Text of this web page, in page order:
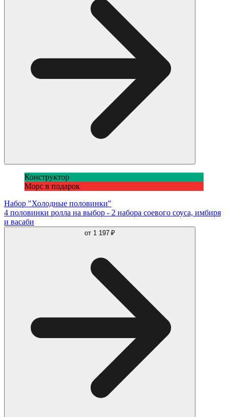
Конструктор
Морс в подарок
Набор "Холодные половинки"
4 половинки ролла на выбор - 2 набора соевого соуса, имбиря
и васаби
от 1 197 ₽